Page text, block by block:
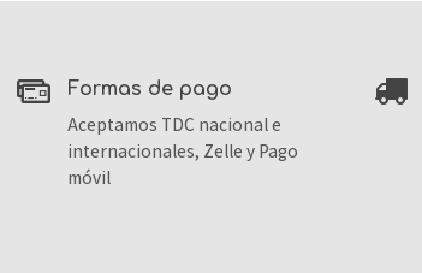
formas de pago
Aceptamos TDC nacional e
internacionales, Zelle y Pago
móvil